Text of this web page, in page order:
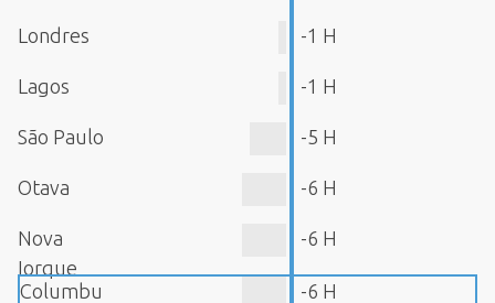
Londres -1 H
Lagos -1 H
São Paulo -5 H
Otava -6 H
Nova
Iorque
-6 H
Columbu -6 H